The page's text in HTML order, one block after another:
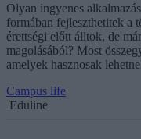
Olyan ingyenes
formában fejleszthetitek a
érettségi előtt álltok, de
magolásából? Most
amelyek hasznosak
Campus life
Eduline